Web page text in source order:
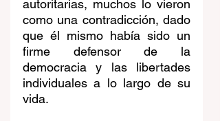
autoritarias, muchos lo vieron
como una contradicción, dado
que él mismo había sido un
firme defensor de la
democracia y las libertades
individuales a lo largo de su
vida.